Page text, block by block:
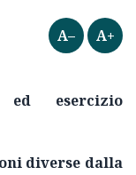
A– A+
ed esercizio
diverse dalla